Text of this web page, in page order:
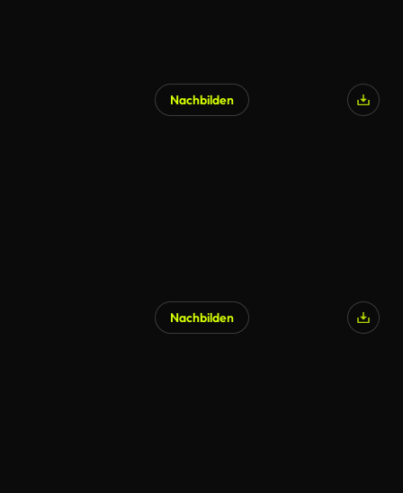
Nachbilden
Nachbilden